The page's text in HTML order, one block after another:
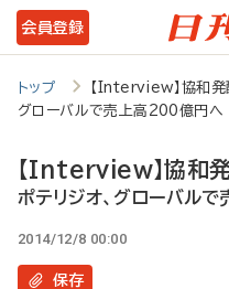
メ
イ
テ
ツ
会員登録
トップ
【Interview】協和発
グローバルで売上高200億円へ
【Interview】協和
ポテリジオ、グローバル
2014/12/8 00:00
保存